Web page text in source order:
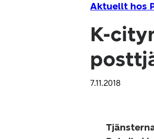
Aktuellt hos
K-
7.11.2018